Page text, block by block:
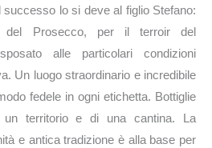
lo si deve al figlio Stefano:
del Prosecco, per il terroir del
alle particolari condizioni
Un luogo straordinario e incredibile
fedele in ogni etichetta. Bottiglie
un territorio e di una cantina. La
e antica tradizione è alla base per